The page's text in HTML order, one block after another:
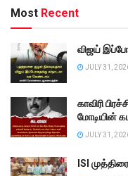
Most Recent
விஜய்
JULY 31,
காவிரி
மோடியின்
JULY 31,
ISI